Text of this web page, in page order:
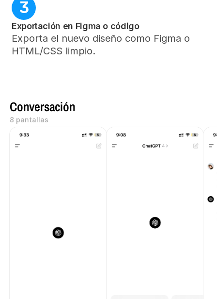
3
Exportación en Figma o código
Exporta el nuevo diseño como Figma o
HTML/CSS limpio.
Conversación
8 pantallas